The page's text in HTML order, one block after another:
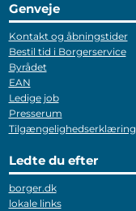
Genveje
Kontakt og åbningstider
Bestil tid i Borgerservice
Byrådet
EAN
Ledige job
Presserum
Tilgængelighedserklæring
Ledte du efter
borger.dk
lokale links